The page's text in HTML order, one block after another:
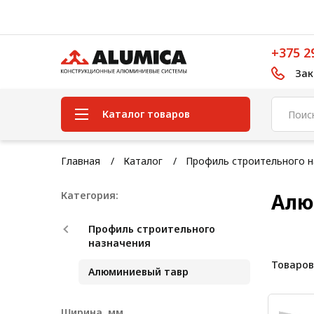
+375
Каталог товаров
Система конструкционного
Конструкционная трубная
Модульная трубная система
Кабельные короба
Главная Каталог Профиль строительного
Категория:
Профиль строительного
назначения
Алюминиевый тавр